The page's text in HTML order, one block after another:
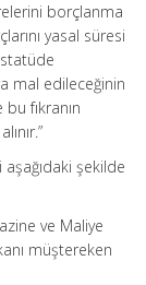
borçlanma
yasal süresi
mal edileceğinin
fıkranın
şekilde
ve Maliye
müştereken